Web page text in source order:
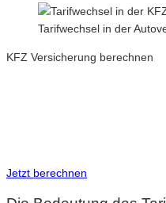
Tarifwechsel in der
KFZ Versicherung berechnen
Jetzt berechnen